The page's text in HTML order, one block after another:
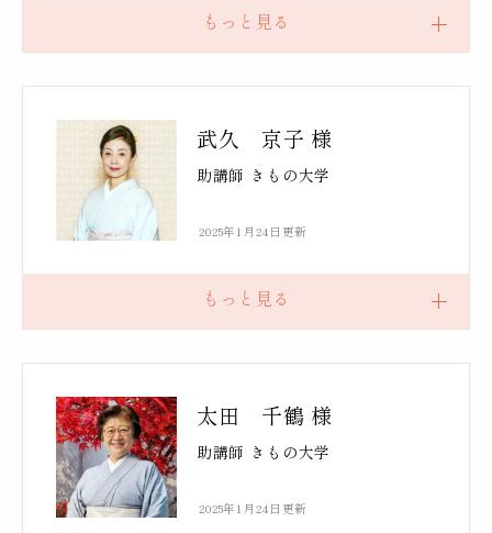
武久 京子 様
助講師 きもの大学
2025年1月24日更新
太田 千鶴 様
助講師 きもの大学
2025年1月24日更新